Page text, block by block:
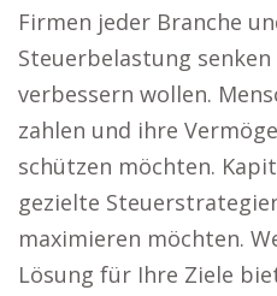
Firmen jeder Branche
Steuerbelastung
verbessern wollen.
zahlen und ihre
schützen möchten.
gezielte
maximieren möchten.
Lösung für Ihre Ziele